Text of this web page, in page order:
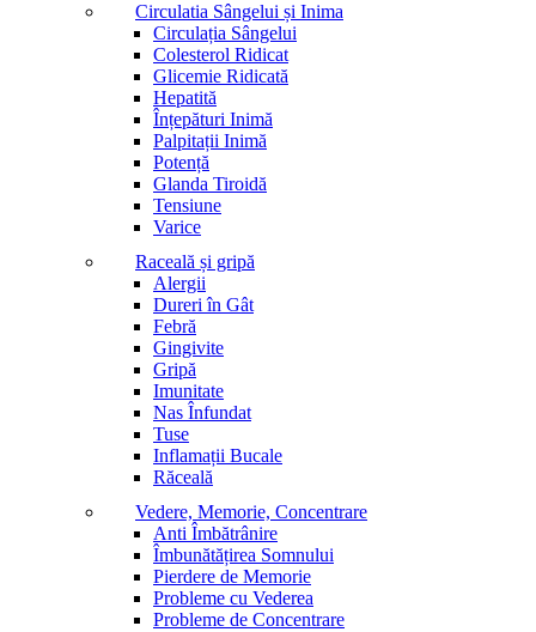
Circulatia Sângelui și Inima
Circulația Sângelui
Colesterol Ridicat
Glicemie Ridicată
Hepatită
Înțepături Inimă
Palpitații Inimă
Potență
Glanda Tiroidă
Tensiune
Varice
Raceală și gripă
Alergii
Dureri în Gât
Febră
Gingivite
Gripă
Imunitate
Nas Înfundat
Tuse
Inflamații Bucale
Răceală
Vedere, Memorie, Concentrare
Anti Îmbătrânire
Îmbunătățirea Somnului
Pierdere de Memorie
Probleme cu Vederea
Probleme de Concentrare